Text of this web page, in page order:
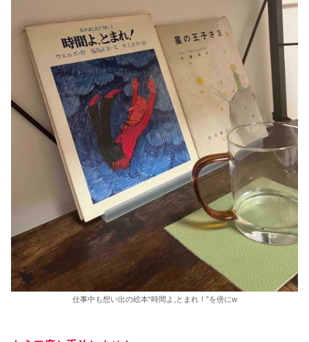
仕事中も想い出の絵本“時間よ,とまれ！”を傍にw